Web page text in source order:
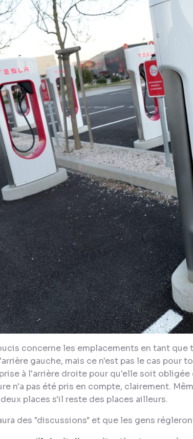
concerne les emplacements en tant que
gauche, mais ce n'est pas le cas pour
à l'arrière droite pour qu'elle soit
n'a pas été pris en compte, clairement.
places s'il reste des places ailleurs.
des "discussions" et que les gens